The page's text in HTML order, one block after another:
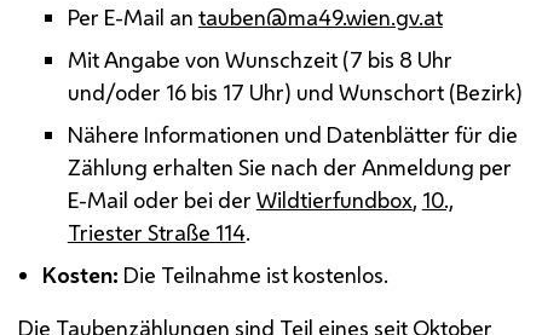
Per E-Mail an tauben@ma49.wien.gv.at
Mit Angabe von Wunschzeit (7 bis 8 Uhr
und/oder 16 bis 17 Uhr) und Wunschort (Bezirk)
Nähere Informationen und Datenblätter für die
Zählung erhalten Sie nach der Anmeldung per
E-Mail oder bei der Wildtierfundbox, 10.,
Triester Straße 114.
Kosten: Die Teilnahme ist kostenlos.
Die Taubenzählungen sind Teil eines seit Oktober